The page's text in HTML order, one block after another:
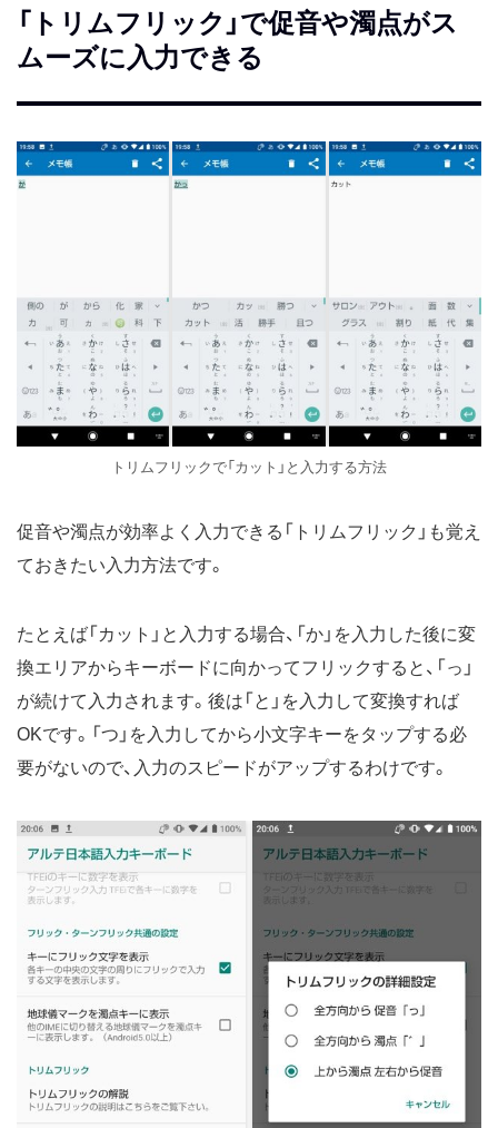
「トリムフリック」で促音や濁点がス
ムーズに入力できる
トリムフリックで「カット」と入力する方法
促音や濁点が効率よく入力できる「トリムフリック」も覚え
ておきたい入力方法です。
たとえば「カット」と入力する場合、「か」を入力した後に変
換エリアからキーボードに向かってフリックすると、「っ」
が続けて入力されます。後は「と」を入力して変換すれば
OKです。「つ」を入力してから小文字キーをタップする必
要がないので、入力のスピードがアップするわけです。